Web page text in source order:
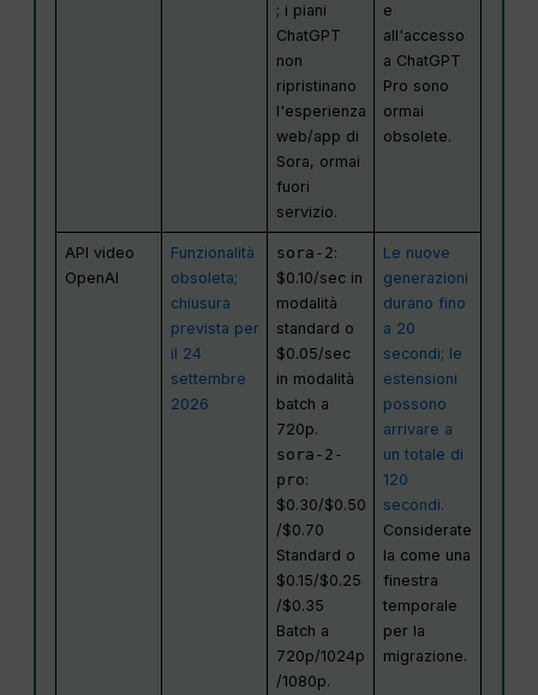
; i piani
ChatGPT
non
ripristinano
l'esperienza
web/app di
Sora, ormai
fuori
servizio.
e
all'accesso
a ChatGPT
Pro sono
ormai
obsolete.
API video
OpenAI
Funzionalità
obsoleta;
chiusura
prevista per
il 24
settembre
2026
sora-2:
$0.10/sec in
modalità
standard o
$0.05/sec
in modalità
batch a
720p.
sora-2-
pro:
$0.30/$0.50
/$0.70
Standard o
$0.15/$0.25
/$0.35
Batch a
720p/1024p
/1080p.
Le nuove
generazioni
durano fino
a 20
secondi; le
estensioni
possono
arrivare a
un totale di
120
secondi.
Considerate
la come una
finestra
temporale
per la
migrazione.